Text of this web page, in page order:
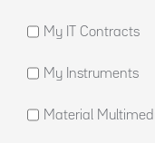
My IT Contracts
My Instruments
Material